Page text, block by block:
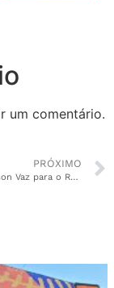
um comentário.
PRÓXIMO
PSB indica Kelson Vaz para o Rurap